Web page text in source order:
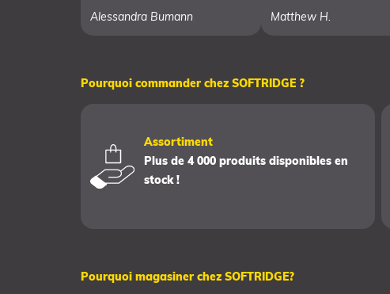
Alessandra Bumann Matthew H.
Pourquoi commander chez SOFTRIDGE ?
Assortiment
Plus de 4 000 produits disponibles en
stock !
Pourquoi magasiner chez SOFTRIDGE?